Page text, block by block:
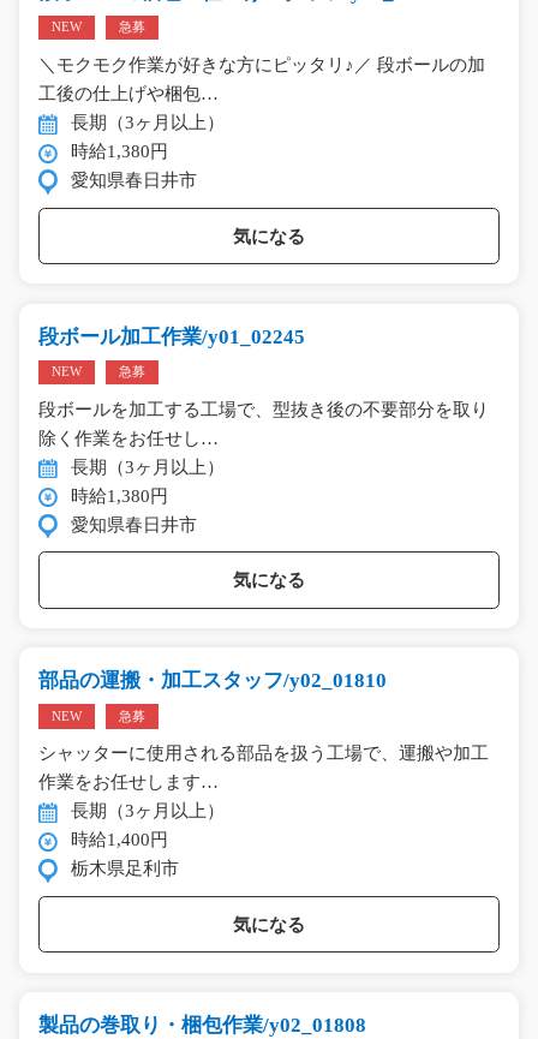
NEW 急募
＼モクモク作業が好きな方にピッタリ♪／ 段ボールの加
工後の仕上げや梱包…
長期（3ヶ月以上）
時給1,380円
愛知県春日井市
気になる
段ボール加工作業/y01_02245
NEW 急募
段ボールを加工する工場で、型抜き後の不要部分を取り
除く作業をお任せし…
長期（3ヶ月以上）
時給1,380円
愛知県春日井市
気になる
部品の運搬・加工スタッフ/y02_01810
NEW 急募
シャッターに使用される部品を扱う工場で、運搬や加工
作業をお任せします…
長期（3ヶ月以上）
時給1,400円
栃木県足利市
気になる
製品の巻取り・梱包作業/y02_01808